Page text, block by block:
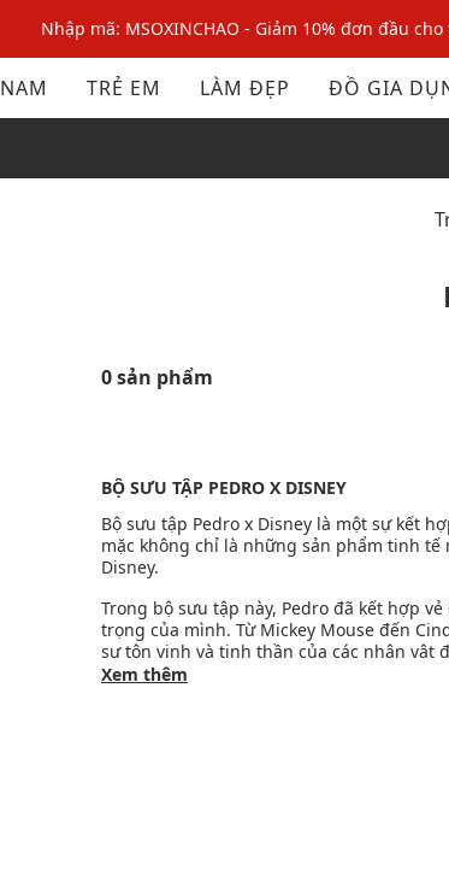
Nhập mã: MSOXINCHAO - Giảm 10% đơn đầu
Nhập mã MSOPAY100: giảm ngay 10% khi thanh
Nhập mã: MSOXINCHAO - Giảm 10% đơn đầu
NAM TRẺ EM LÀM ĐẸP ĐỒ GIA
0 sản phẩm
BỘ SƯU TẬP PEDRO X DISNEY
Bộ sưu tập Pedro x Disney là một sự kết
mặc không chỉ là những sản phẩm tinh tế
Disney.
Trong bộ sưu tập này, Pedro đã kết hợp
trọng của mình. Từ Mickey Mouse đến
sự tôn vinh và tinh thần của các nhân vật
Xem thêm